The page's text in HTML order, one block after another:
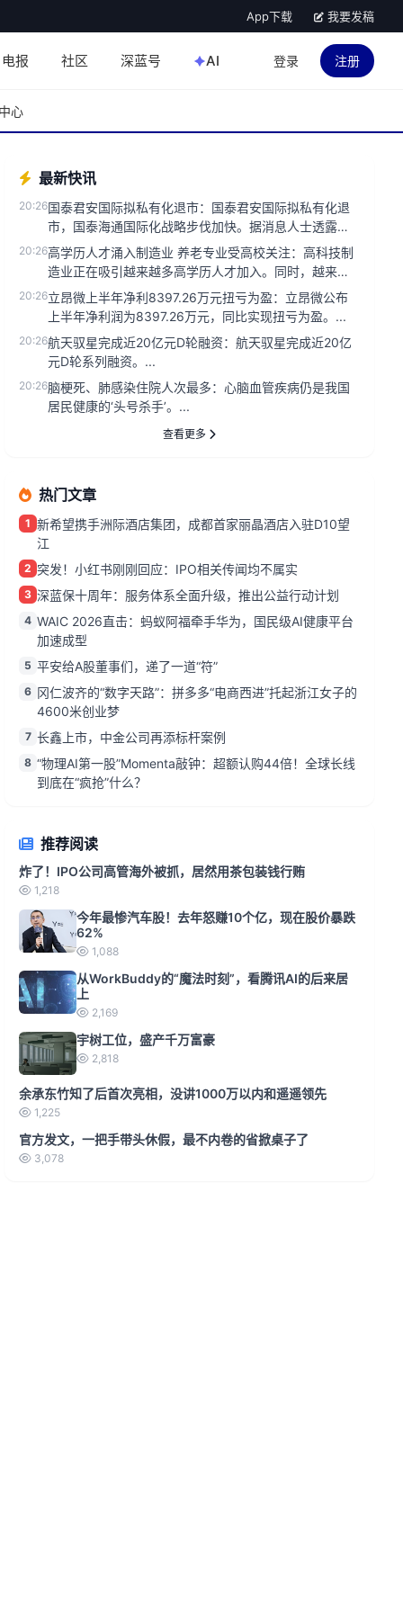
App下载 我要发稿
电报 社区 深蓝号 AI 登录 注册
心
最新快讯
20:26国泰君安国际拟私有化退市：国泰君安国际拟私有化退
市，国泰海通国际化战略步伐加快。据消息人士透露，
国泰君安国际正考虑通过私...
20:26高学历人才涌入制造业 养老专业受高校关注：高科技制
造业正在吸引越来越多高学历人才加入。同时，越来越
多高校开设养老相关专业...
20:26立昂微上半年净利8397.26万元扭亏为盈：立昂微公布
上半年净利润为8397.26万元，同比实现扭亏为盈。...
20:26航天驭星完成近20亿元D轮融资：航天驭星完成近20亿
元D轮系列融资。...
20:26脑梗死、肺感染住院人次最多：心脑血管疾病仍是我国
居民健康的‘头号杀手’。...
查看更多
热门文章
1 新希望携手洲际酒店集团，成都首家丽晶酒店入驻D10望
江
2 突发！小红书刚刚回应：IPO相关传闻均不属实
3 深蓝保十周年：服务体系全面升级，推出公益行动计划
4 WAIC 2026直击：蚂蚁阿福牵手华为，国民级AI健康平台
加速成型
5 平安给A股董事们，递了一道“符”
6 冈仁波齐的“数字天路”：拼多多“电商西进”托起浙江女子的
4600米创业梦
7 长鑫上市，中金公司再添标杆案例
8 “物理AI第一股”Momenta敲钟：超额认购44倍！全球长线
到底在“疯抢”什么？
推荐阅读
炸了！IPO公司高管海外被抓，居然用茶包装钱行贿
1,218
今年最惨汽车股！去年怒赚10个亿，现在股价暴跌
62%
1,088
从WorkBuddy的“魔法时刻”，看腾讯AI的后来居
上
2,169
宇树工位，盛产千万富豪
2,818
余承东竹知了后首次亮相，没讲1000万以内和遥遥领先
1,225
官方发文，一把手带头休假，最不内卷的省掀桌子了
3,078